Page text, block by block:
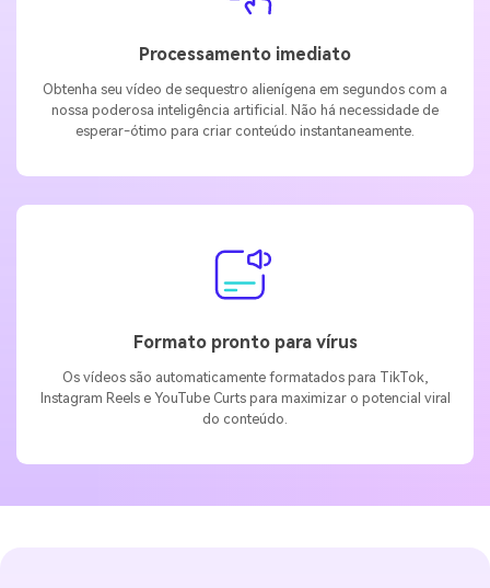
Processamento imediato
Obtenha seu vídeo de sequestro alienígena em segundos com a
nossa poderosa inteligência artificial. Não há necessidade de
esperar-ótimo para criar conteúdo instantaneamente.
Formato pronto para vírus
Os vídeos são automaticamente formatados para TikTok,
Instagram Reels e YouTube Curts para maximizar o potencial viral
do conteúdo.